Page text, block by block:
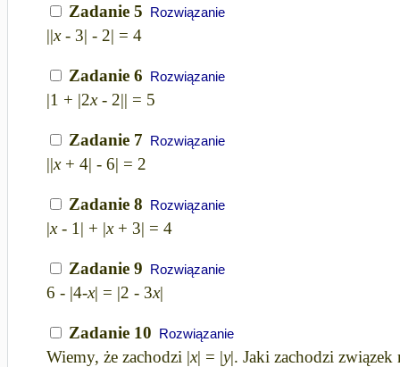
Zadanie 5 Rozwiązanie
||x- 3| - 2| = 4
Zadanie 6 Rozwiązanie
|1 + |2x- 2|| = 5
Zadanie 7 Rozwiązanie
||x+ 4| - 6| = 2
Zadanie 8 Rozwiązanie
|x- 1| + |x+ 3| = 4
Zadanie 9 Rozwiązanie
6 - |4-x| = |2 - 3x|
Zadanie 10 Rozwiązanie
Wiemy, że zachodzi |x| = |y|. Jaki zachodzi